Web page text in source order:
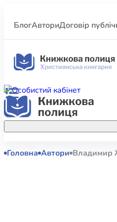
БлогАвториДоговір
Акційні
Головна Автори Владимир